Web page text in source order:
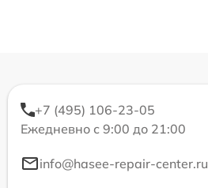
+7 (495) 106-23-05
Ежедневно с 9:00 до 21:00
info@hasee-repair-center.ru